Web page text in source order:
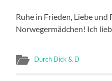
Ruhe in Frieden, Liebe
Norwegermädchen! Ich
Durch Dick & D